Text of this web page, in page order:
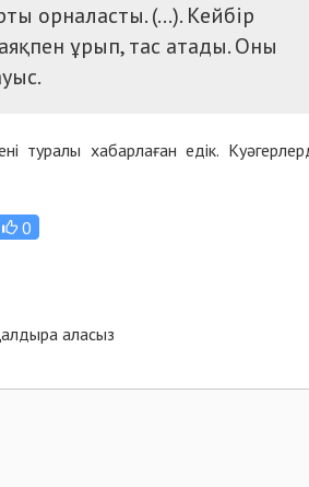
орналасты. (…). Кейбір
ұрып, тас атады. Оны
туралы хабарлаған едік.
0
аласыз